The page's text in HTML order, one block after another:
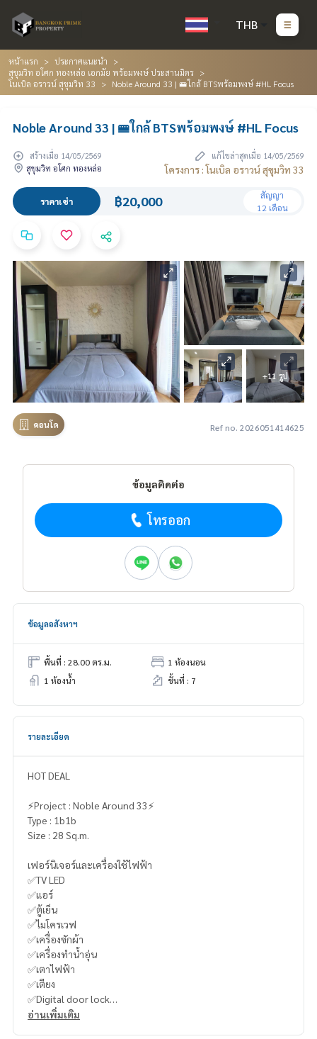
THB
หน้าแรก
ประกาศแนะนำ
สุขุมวิท อโศก ทองหล่อ เอกมัย พร้อมพงษ์ ประสานมิตร
โนเบิล อราวน์ สุขุมวิท 33
Noble Around 33 | 🚝ใกล้ BTSพร้อมพงษ์ #HL Focus
Noble Around 33 | 🚝ใกล้ BTSพร้อมพงษ์ #HL Focus
สร้างเมื่อ 14/05/2569
แก้ไขล่าสุดเมื่อ 14/05/2569
สุขุมวิท อโศก ทองหล่อ
โครงการ : โนเบิล อราวน์ สุขุมวิท 33
ราคาเช่า ฿20,000
สัญญา
12 เดือน
+11 รูป
คอนโด Ref no. 2026051414625
ข้อมูลติดต่อ
โทรออก
ข้อมูลอสังหาฯ
พื้นที่ : 28.00 ตร.ม.
1 ห้องนอน
1 ห้องน้ำ
ชั้นที่ : 7
รายละเอียด
HOT DEAL
⚡️Project : Noble Around 33⚡️
Type : 1b1b
Size : 28 Sq.m.
เฟอร์นิเจอร์และเครื่องใช้ไฟฟ้า
✅TV LED
✅แอร์
✅ตู้เย็น
✅ไมโครเวฟ
✅เครื่องซักผ้า
✅เครื่องทำน้ำอุ่น
✅เตาไฟฟ้า
✅เตียง
✅Digital door lock
อ่านเพิ่มเติม